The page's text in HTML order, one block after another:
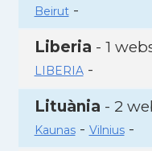
Beirut-
Liberia - 1
LIBERIA-
Lituània - 2
Kaunas- Vilnius-